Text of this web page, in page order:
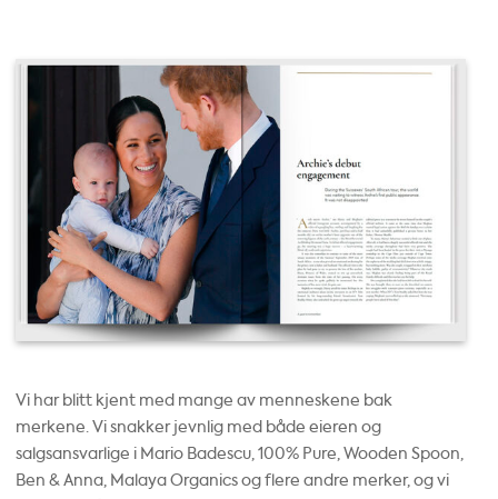
Vi har blitt kjent med mange av menneskene bak
merkene. Vi snakker jevnlig med både eieren og
salgsansvarlige i Mario Badescu, 100% Pure, Wooden Spoon,
Ben & Anna, Malaya Organics og flere andre merker, og vi